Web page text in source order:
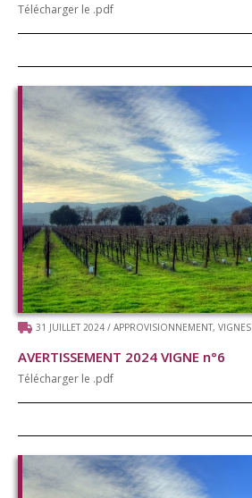
Télécharger le .pdf
31 JUILLET 2024 / APPROVISIONNEMENT, VIGNES
AVERTISSEMENT 2024 VIGNE n°6
Télécharger le .pdf